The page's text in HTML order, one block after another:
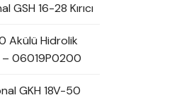
16-28 Kırıcı
Akülü Hidrolik
– 06019P0200
GKH 18V-50